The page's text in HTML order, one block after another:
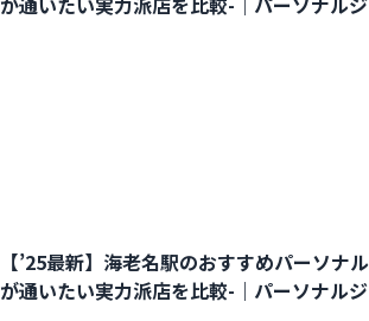
【’25最新】海老名駅のおすすめパーソナ
が通いたい実力派店を比較-｜パーソナル